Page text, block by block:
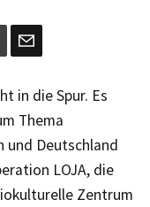
in die Spur. Es
Thema
und Deutschland
LOJA, die
Zentrum